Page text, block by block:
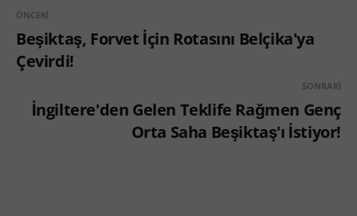
ÖNCEKI
Beşiktaş, Forvet İçin Rotasını Belçika'ya
Çevirdi!
SONRAKI
İngiltere'den Gelen Teklife Rağmen Genç
Orta Saha Beşiktaş'ı İstiyor!